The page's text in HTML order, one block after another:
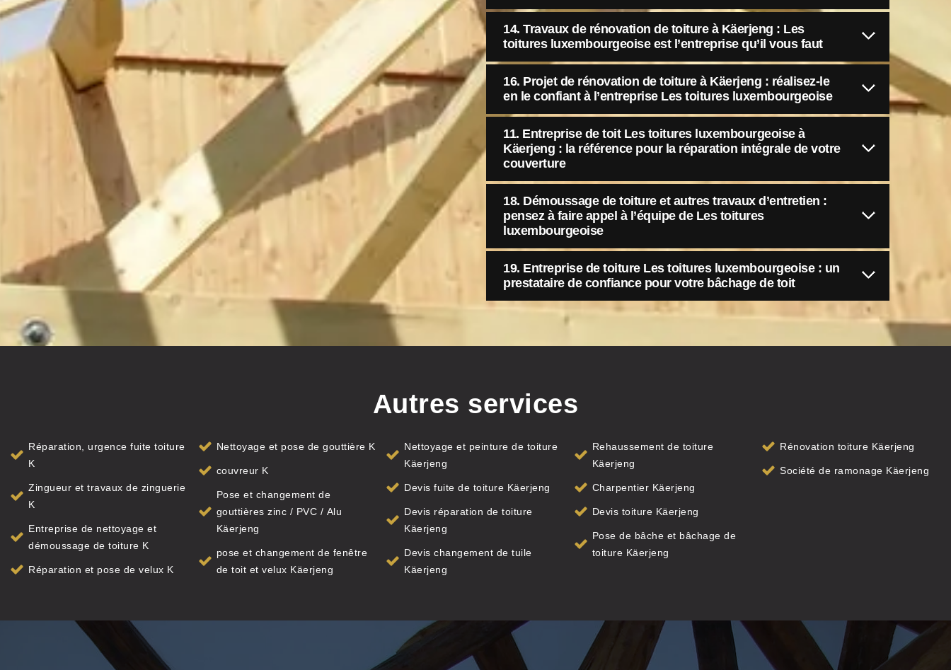
14. Travaux de rénovation de toiture à Käerjeng : Les
toitures luxembourgeoise est l’entreprise qu’il vous faut
16. Projet de rénovation de toiture à Käerjeng : réalisez-le
en le confiant à l’entreprise Les toitures luxembourgeoise
11. Entreprise de toit Les toitures luxembourgeoise à
Käerjeng : la référence pour la réparation intégrale de votre
couverture
18. Démoussage de toiture et autres travaux d’entretien :
pensez à faire appel à l’équipe de Les toitures
luxembourgeoise
19. Entreprise de toiture Les toitures luxembourgeoise : un
prestataire de confiance pour votre bâchage de toit
Autres services
Réparation, urgence fuite toiture
K
Zingueur et travaux de zinguerie
K
Entreprise de nettoyage et
démoussage de toiture K
Réparation et pose de velux K
Nettoyage et pose de gouttière K
couvreur K
Pose et changement de
gouttières zinc / PVC / Alu
Käerjeng
pose et changement de fenêtre
de toit et velux Käerjeng
Nettoyage et peinture de toiture
Käerjeng
Devis fuite de toiture Käerjeng
Devis réparation de toiture
Käerjeng
Devis changement de tuile
Käerjeng
Rehaussement de toiture
Käerjeng
Charpentier Käerjeng
Devis toiture Käerjeng
Pose de bâche et bâchage de
toiture Käerjeng
Rénovation toiture Käerjeng
Société de ramonage Käerjeng